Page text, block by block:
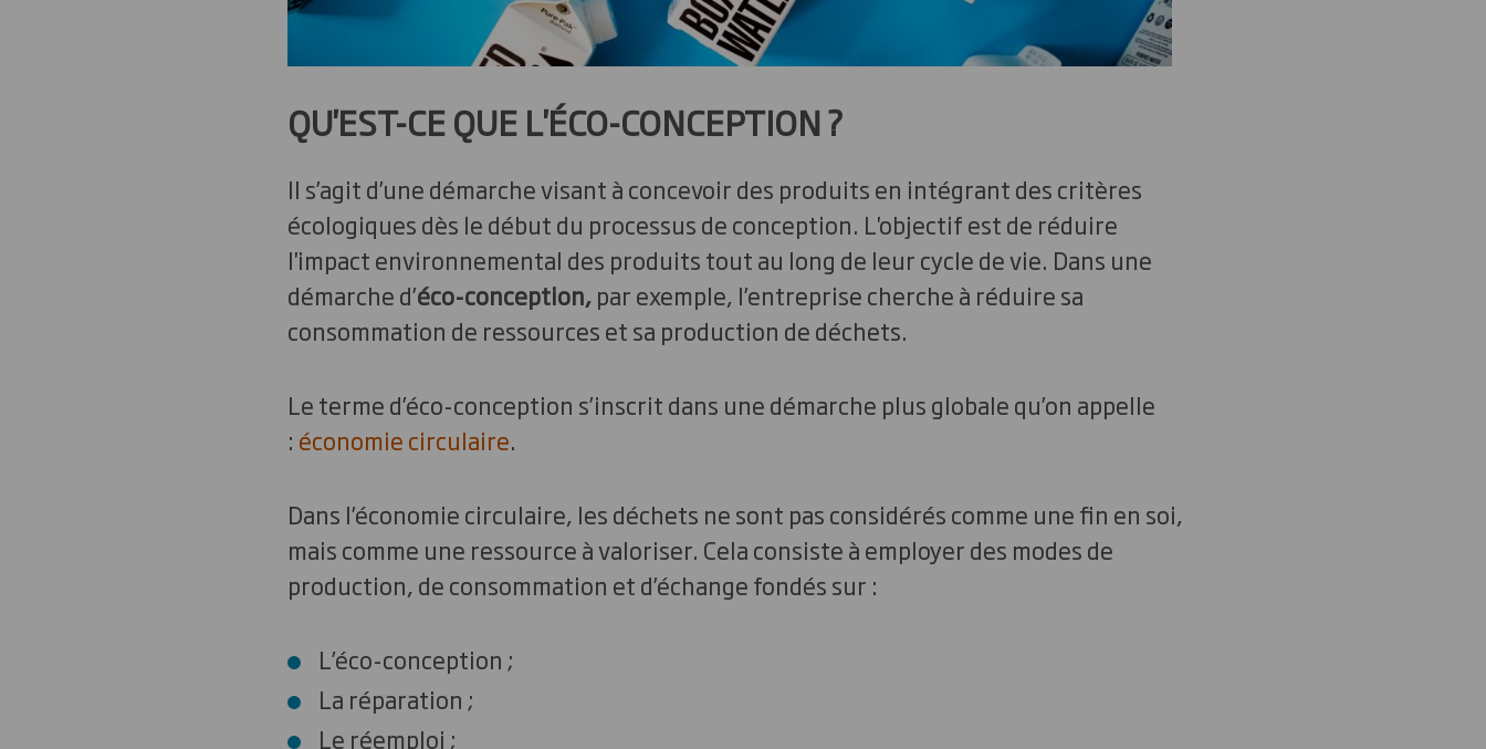
QU'EST-CE QUE L'ÉCO-CONCEPTION ?
Il s’agit d’une démarche visant à concevoir des produits en intégrant des critères
écologiques dès le début du processus de conception. L'objectif est de réduire
l'impact environnemental des produits tout au long de leur cycle de vie. Dans une
démarche d’éco-conception,par exemple, l’entreprise cherche à réduire sa
consommation de ressources et sa production de déchets.
Le terme d’éco-conception s’inscrit dans une démarche plus globale qu’on appelle
: économie circulaire.
Dans l’économie circulaire, les déchets ne sont pas considérés comme une fin en soi,
mais comme une ressource à valoriser. Cela consiste à employer des modes de
production, de consommation et d’échange fondés sur :
L’éco-conception ;
La réparation ;
Le réemploi ;